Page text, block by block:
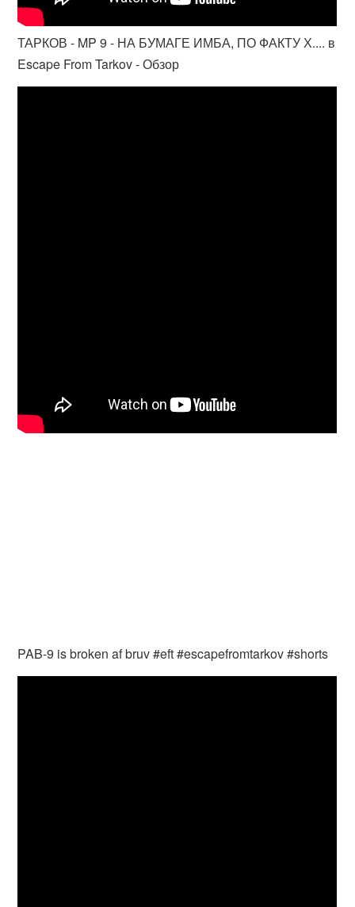
ТАРКОВ - MP 9 - НА БУМАГЕ ИМБА, ПО ФАКТУ Х.... в
Escape From Tarkov - Обзор
PAB-9 is broken af bruv #eft #escapefromtarkov #shorts